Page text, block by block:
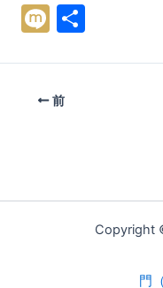
M
i
前
Copyright
門